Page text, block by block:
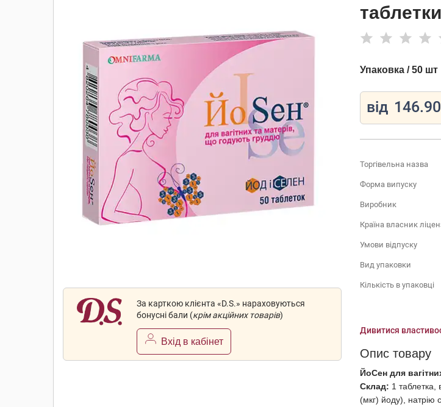
За карткою клієнта «D.S.» нараховуються
бонусні бали (крім акційних товарів)
Вхід в кабінет
Упаковка / 50 шт
від 146.90
Торгівельна назва
Форма випуску
Виробник
Країна власник
Умови відпуску
Вид упаковки
Кількість в упаковці
Дивитися
Опис товару
ЙоСен для
Склад: 1 таблетка,
(мкг) йоду), натрію